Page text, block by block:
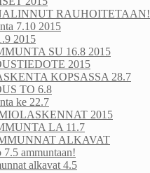
RAUHOITETAAN!
7.10 2015
2015
SU 16.8 2015
2015
KOPSASSA 28.7
TO 6.8
ke 22.7
2015
LA 11.7
ALKAVAT
ammuntaan!
alkavat 4.5